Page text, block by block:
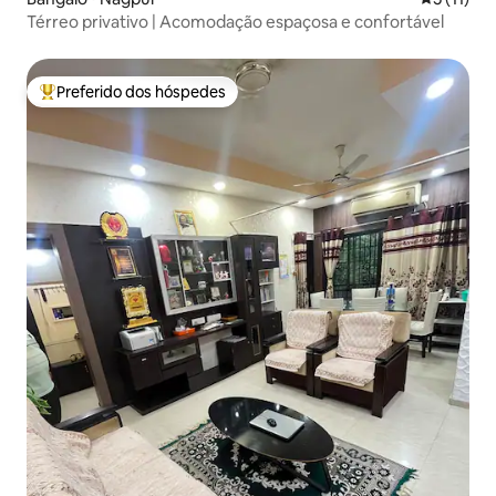
Térreo privativo | Acomodação espaçosa e confortável
Entre os melhores preferidos dos hóspedes
Preferido dos hóspedes